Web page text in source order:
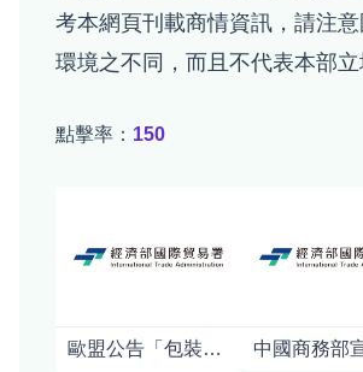
考本網頁刊載商情資訊，請注
環境之不同，而且不代表本部立
點擊率： 150
歐盟公告「包裝及包裝廢棄物規章」(PPWR)之指引及常見問答